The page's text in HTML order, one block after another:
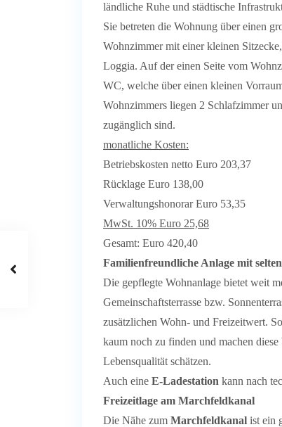
ländliche Ruhe und städtische
Sie betreten die Wohnung über einen
Wohnzimmer mit einer kleinen
Loggia. Auf der einen Seite vom
WC, welche über einen kleinen
Wohnzimmers liegen 2 Schlafzimmer
zugänglich sind.
monatliche Kosten:
Betriebskosten netto Euro 203,37
Rücklage Euro 138,00
Verwaltungshonorar Euro 53,35
MwSt. 10% Euro 25,68
Gesamt: Euro 420,40
Familienfreundliche Anlage mit
Die gepflegte Wohnanlage bietet weit
Gemeinschaftsterrasse bzw.
zusätzlichen Wohn- und Freizeitwert.
kaum noch zu finden und machen
Lebensqualität schätzen.
Auch eine E-Ladestation kann nach
Freizeitlage am Marchfeldkanal
Die Nähe zum Marchfeldkanal ist ein